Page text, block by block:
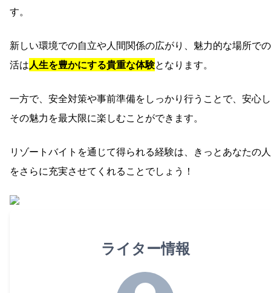
す。
新しい環境での自立や人間関係の広がり、魅力的な場所で
活は人生を豊かにする貴重な体験となります。
一方で、安全対策や事前準備をしっかり行うことで、安心
その魅力を最大限に楽しむことができます。
リゾートバイトを通じて得られる経験は、きっとあなたの
をさらに充実させてくれることでしょう！
ライター情報